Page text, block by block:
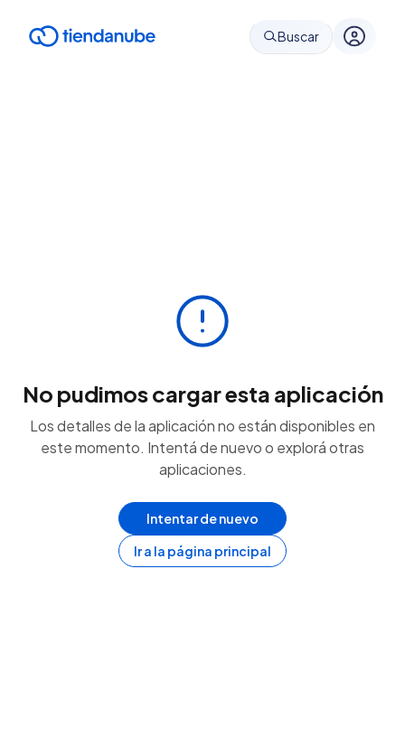
Buscar
No pudimos cargar esta aplicación
Los detalles de la aplicación no están disponibles en
este momento. Intentá de nuevo o explorá otras
aplicaciones.
Intentar de nuevo
Ir a la página principal